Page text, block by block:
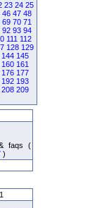
23 24 25
46 47 48
69 70 71
92 93 94
111 112
128 129
144 145
160 161
176 177
192 193
208 209
faqs (
)